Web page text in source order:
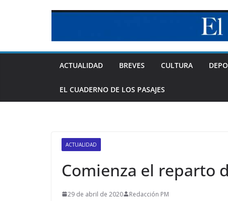
ACTUALIDAD BREVES CULTURA
EL CUADERNO DE LOS PASAJES
ACTUALIDAD
Comienza el reparto
29 de abril de 2020 Redacción PM